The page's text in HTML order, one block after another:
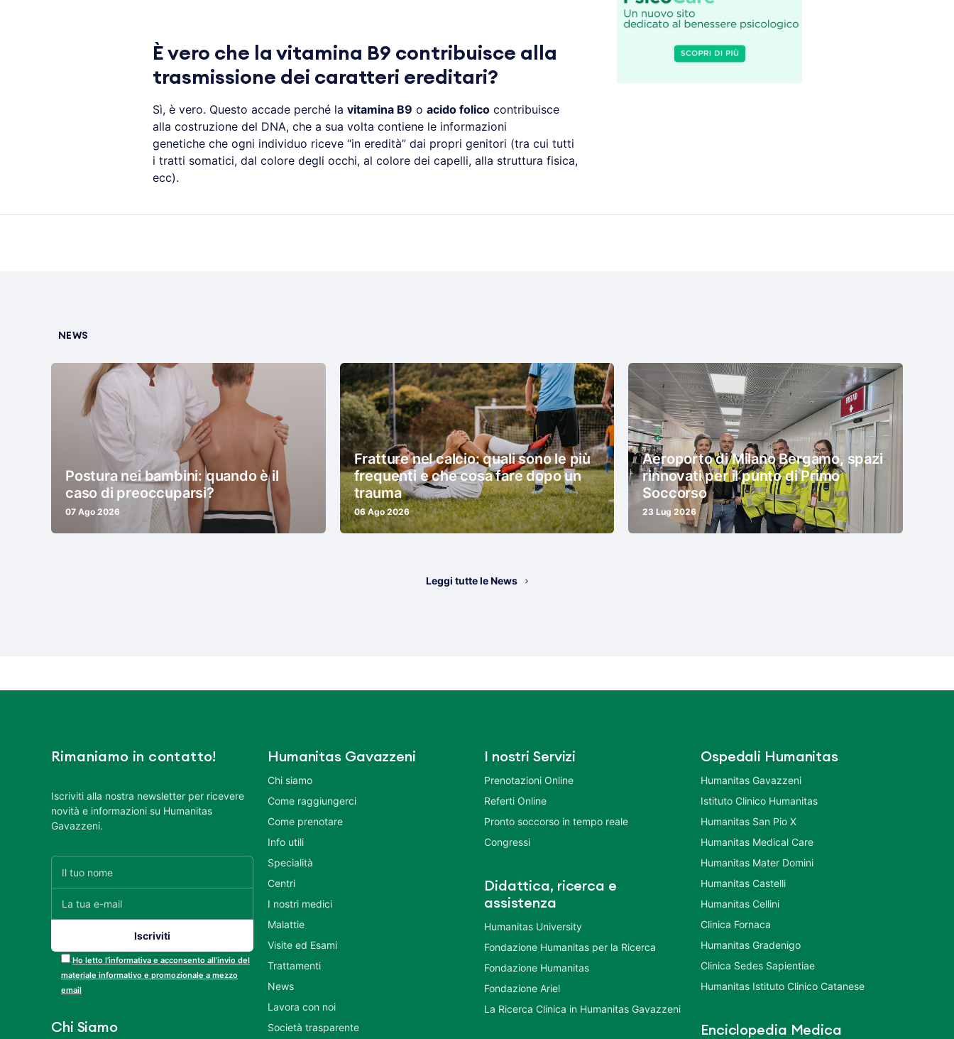
È vero che la vitamina B9 contribuisce alla
trasmissione dei caratteri ereditari?
Sì, è vero. Questo accade perché la vitamina B9 o acido folicocontribuisce
alla costruzione del DNA, che a sua volta contiene le informazioni
genetiche che ogni individuo riceve “in eredità” dai propri genitori (tra cui tutti
i tratti somatici, dal colore degli occhi, al colore dei capelli, alla struttura fisica,
ecc).
NEWS
Postura nei bambini: quando è il
caso di preoccuparsi?
07 Ago 2026
Fratture nel calcio: quali sono le più
frequenti e che cosa fare dopo un
trauma
06 Ago 2026
Aeroporto di Milano Bergamo, spazi
rinnovati per il punto di Primo
Soccorso
23 Lug 2026
Leggi tutte le News
Rimaniamo in contatto!
Iscriviti alla nostra newsletter per ricevere
novità e informazioni su Humanitas
Gavazzeni.
Ho letto l’informativa e acconsento all’invio del
materiale informativo e promozionale a mezzo
email
Chi Siamo
Humanitas Gavazzeni
Chi siamo
Come raggiungerci
Come prenotare
Info utili
Specialità
Centri
I nostri medici
Malattie
Visite ed Esami
Trattamenti
News
Lavora con noi
Società trasparente
I nostri Servizi
Prenotazioni Online
Referti Online
Pronto soccorso in tempo reale
Congressi
Didattica, ricerca e
assistenza
Humanitas University
Fondazione Humanitas per la Ricerca
Fondazione Humanitas
Fondazione Ariel
La Ricerca Clinica in Humanitas Gavazzeni
Ospedali Humanitas
Humanitas Gavazzeni
Istituto Clinico Humanitas
Humanitas San Pio X
Humanitas Medical Care
Humanitas Mater Domini
Humanitas Castelli
Humanitas Cellini
Clinica Fornaca
Humanitas Gradenigo
Clinica Sedes Sapientiae
Humanitas Istituto Clinico Catanese
Enciclopedia Medica